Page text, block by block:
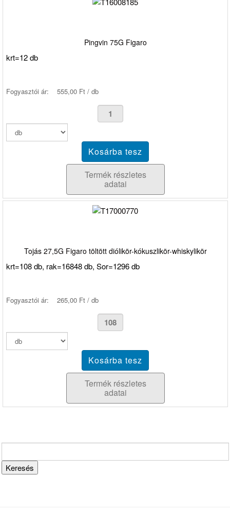
Pingvin 75G Figaro
krt=12 db
Fogyasztói ár: 555,00 Ft / db
Termék részletes
adatai
Tojás 27,5G Figaro töltött diólikör-kókuszlikör-whiskylikör
krt=108 db, rak=16848 db, Sor=1296 db
Fogyasztói ár: 265,00 Ft / db
Termék részletes
adatai